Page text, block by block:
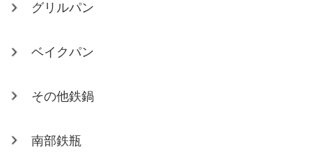
グリルパン
ベイクパン
その他鉄鍋
南部鉄瓶